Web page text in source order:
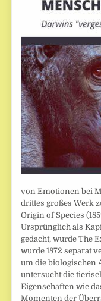
von Emotionen bei
drittes großes Werk
Origin of Species
Ursprünglich als
gedacht, wurde The
wurde 1872 separat
um die biologischen
untersucht die
Eigenschaften wie
Momenten der